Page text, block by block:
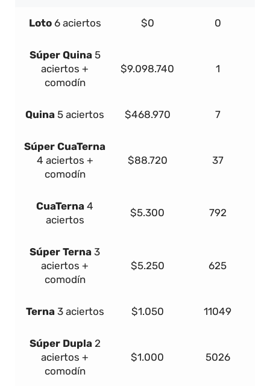
Loto 6 aciertos $0 0
Súper Quina 5
aciertos +
comodín
$9.098.740 1
Quina 5 aciertos $468.970 7
Súper CuaTerna
4 aciertos +
comodín
$88.720 37
CuaTerna 4
aciertos
$5.300 792
Súper Terna 3
aciertos +
comodín
$5.250 625
Terna 3 aciertos $1.050 11049
Súper Dupla 2
aciertos +
comodín
$1.000 5026